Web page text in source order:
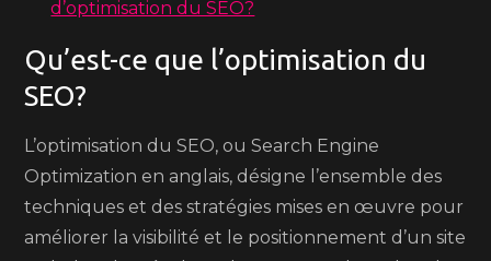
d’optimisation du SEO?
Qu’est-ce que l’optimisation du
SEO?
L’optimisation du SEO, ou Search Engine
Optimization en anglais, désigne l’ensemble des
techniques et des stratégies mises en œuvre pour
améliorer la visibilité et le positionnement d’un site